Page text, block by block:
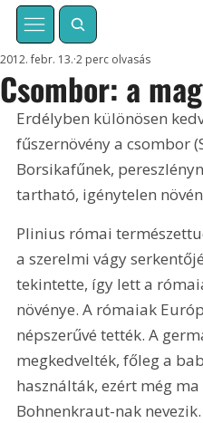
Csombor: a
2012. febr. 13. 2 perc olvasás
Erdélyben különösen
fűszernövény a csombor
Borsikafűnek,
tartható, igénytelen
Plinius római
a szerelmi vágy
tekintette, így lett a
növénye. A rómaiak
népszerűvé tették. A
megkedvelték, főleg a
használták, ezért még
Bohnenkraut-nak